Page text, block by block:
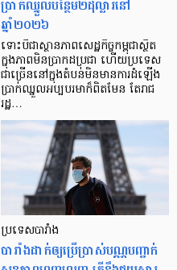
ប្រាក់ឈ្នួលបន្ថែម២ដុល្លារនៅ
ឆ្នាំ២០២៦
ទោះបីជាស្ថានភាពសេដ្ឋកិច្ចកម្ពុជាស្ថិត
ក្នុងភាពមិនប្រាកដប្រជា ហើយប្រទេស
ជាច្រើននៅក្នុងតំបន់មិនមានការដំឡើង
ប្រាក់ឈ្នួលអប្បបរមាក៏ពិតមែន តែរាជ
រដ្ឋ…
ប្រទេសបារាំង
បារាំងដាក់ឲ្យប្រើប្រាស់បណ្ណបញ្ជាក់